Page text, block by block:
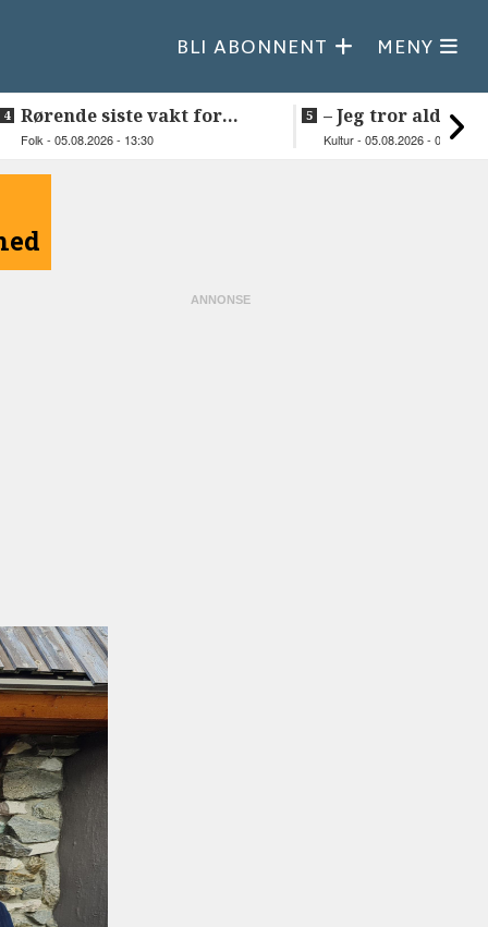
BLI ABONNENT MENY
Rørende siste vakt for
Inge på Helnessund-kaia
Folk - 05.08.2026 - 13:30
–⁠ Jeg tror aldri
så vakker natur
Kultur - 05.08.2026 - 09:20